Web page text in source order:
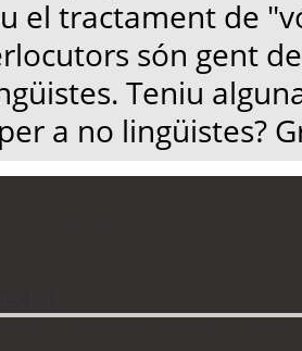
el tractament de
són gent
Teniu
a no lingüistes?